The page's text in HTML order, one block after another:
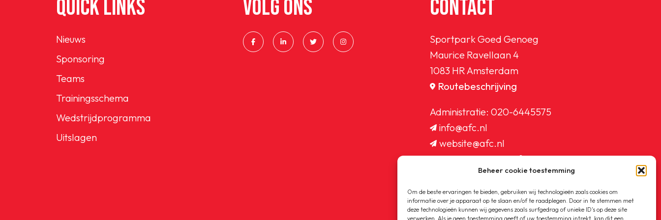
Beheer cookie toestemming
Om de beste ervaringen te bieden, gebruiken wij technologieën zoals cookies om
informatie over je apparaat op te slaan en/of te raadplegen. Door in te stemmen met
deze technologieën kunnen wij gegevens zoals surfgedrag of unieke ID's op deze site
verwerken. Als je geen toestemming geeft of uw toestemming intrekt, kan dit een
QUICK LINKS
Nieuws
Sponsoring
Teams
Trainingsschema
Wedstrijdprogramma
Uitslagen
VOLG ONS CONTACT
Sportpark Goed Genoeg
Maurice Ravellaan 4
1083 HR Amsterdam
Routebeschrijving
Administratie: 020-6445575
info@afc.nl
website@afc.nl
wedstrijdzaken@afc.nl
ledenadministratie@afc.nl